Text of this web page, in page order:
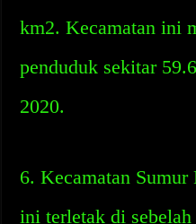
km2. Kecamatan ini
penduduk sekitar
2020.
6. Kecamatan
ini terletak di